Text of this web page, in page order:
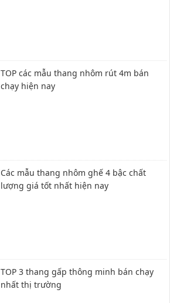
TOP các mẫu thang nhôm rút 4m bán
chạy hiện nay
Các mẫu thang nhôm ghế 4 bậc chất
lượng giá tốt nhất hiện nay
TOP 3 thang gấp thông minh bán chạy
nhất thị trường